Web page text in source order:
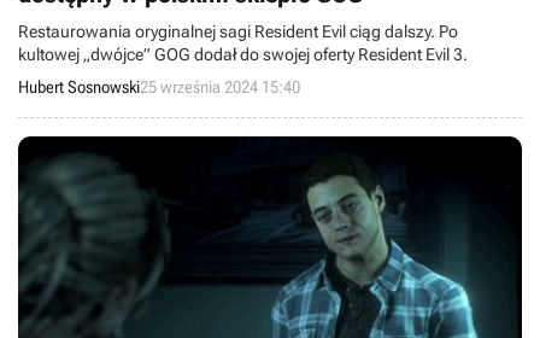
Restaurowania oryginalnej sagi Resident Evil ciąg dalszy. Po
kultowej „dwójce” GOG dodał do swojej oferty Resident Evil 3.
Hubert Sosnowski25 września 2024 15:40